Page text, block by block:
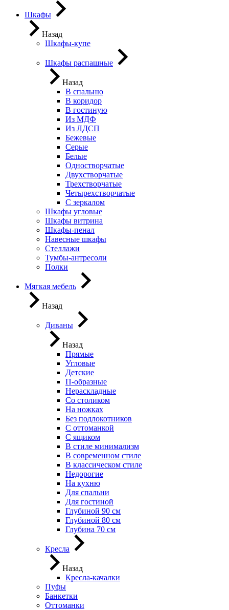
Шкафы
Назад
Шкафы-купе
Шкафы распашные
Назад
В спальню
В коридор
В гостиную
Из МДФ
Из ЛДСП
Бежевые
Серые
Белые
Одностворчатые
Двухстворчатые
Трехстворчатые
Четырехстворчатые
С зеркалом
Шкафы угловые
Шкафы витрина
Шкафы-пенал
Навесные шкафы
Стеллажи
Тумбы-антресоли
Полки
Мягкая мебель
Назад
Диваны
Назад
Прямые
Угловые
Детские
П-образные
Нераскладные
Со столиком
На ножках
Без подлокотников
С оттоманкой
С ящиком
В стиле минимализм
В современном стиле
В классическом стиле
Недорогие
На кухню
Для спальни
Для гостиной
Глубиной 90 см
Глубиной 80 см
Глубина 70 см
Кресла
Назад
Кресла-качалки
Пуфы
Банкетки
Оттоманки